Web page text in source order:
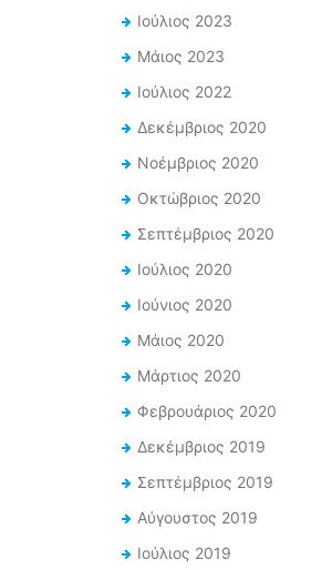
Ιούλιος 2023
Μάιος 2023
Ιούλιος 2022
Δεκέμβριος 2020
Νοέμβριος 2020
Οκτώβριος 2020
Σεπτέμβριος 2020
Ιούλιος 2020
Ιούνιος 2020
Μάιος 2020
Μάρτιος 2020
Φεβρουάριος 2020
Δεκέμβριος 2019
Σεπτέμβριος 2019
Αύγουστος 2019
Ιούλιος 2019